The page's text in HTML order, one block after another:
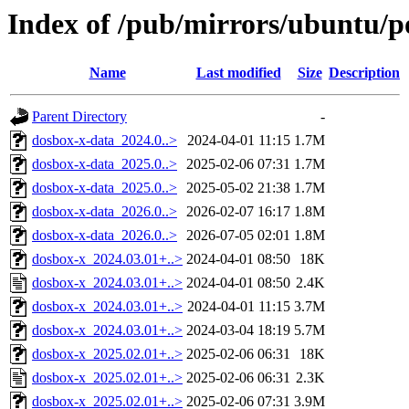
Index of /pub/mirrors/ubuntu/
Name Last modified Size Description
Parent Directory
-
dosbox-x-data_2024.0..>
2024-04-01 11:15 1.7M
dosbox-x-data_2025.0..> 2025-02-06 07:31 1.7M
dosbox-x-data_2025.0..> 2025-05-02 21:38 1.7M
dosbox-x-data_2026.0..> 2026-02-07 16:17 1.8M
dosbox-x-data_2026.0..> 2026-07-05 02:01 1.8M
dosbox-x_2024.03.01+..> 2024-04-01 08:50
18K
dosbox-x_2024.03.01+..> 2024-04-01 08:50 2.4K
dosbox-x_2024.03.01+..> 2024-04-01 11:15 3.7M
dosbox-x_2024.03.01+..> 2024-03-04 18:19 5.7M
dosbox-x_2025.02.01+..> 2025-02-06 06:31
18K
dosbox-x_2025.02.01+..> 2025-02-06 06:31 2.3K
dosbox-x_2025.02.01+..> 2025-02-06 07:31 3.9M